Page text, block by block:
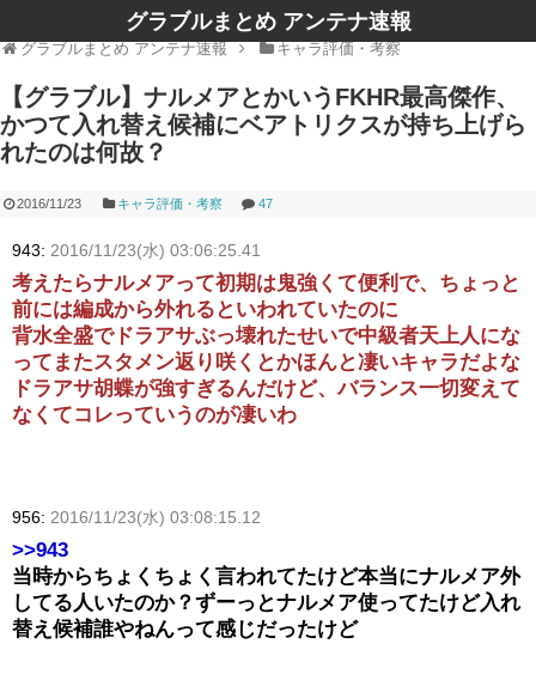
グラブルまとめ アンテナ速報
グラブルまとめ アンテナ速報 キャラ評価・考察
【グラブル】ナルメアとかいうFKHR最高傑作、
かつて入れ替え候補にベアトリクスが持ち上げら
れたのは何故？
2016/11/23 キャラ評価・考察 47
943: 2016/11/23(水) 03:06:25.41
考えたらナルメアって初期は鬼強くて便利で、ちょっと
前には編成から外れるといわれていたのに
背水全盛でドラアサぶっ壊れたせいで中級者天上人にな
ってまたスタメン返り咲くとかほんと凄いキャラだよな
ドラアサ胡蝶が強すぎるんだけど、バランス一切変えて
なくてコレっていうのが凄いわ
956: 2016/11/23(水) 03:08:15.12
>>943
当時からちょくちょく言われてたけど本当にナルメア外
してる人いたのか？ずーっとナルメア使ってたけど入れ
替え候補誰やねんって感じだったけど